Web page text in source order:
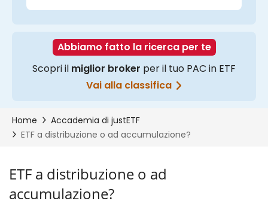
ETF a distribuzione o ad
accumulazione?